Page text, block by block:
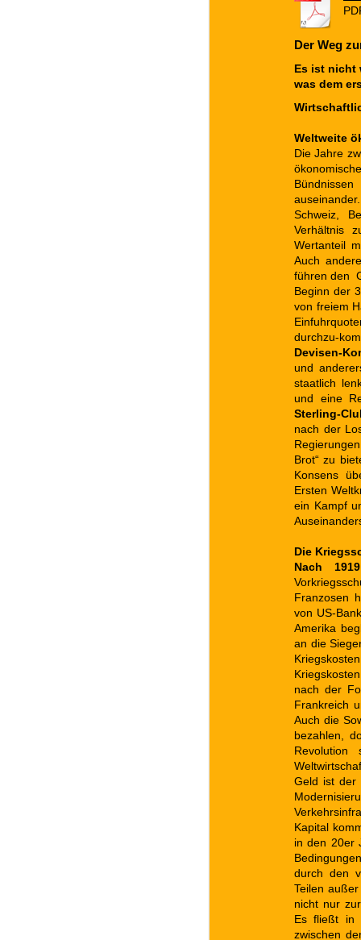
Der Weg
Es ist nicht
was dem
Weltweite
Die Jahre
Schweiz,
Verhältnis
Wertanteil
Auch
führen den
Beginn der
von freiem
durchzu-
Devisen-
und
staatlich
und eine
Sterling-
nach der
Brot“ zu
Konsens
Ersten
ein Kampf
Die
Nach 1919
Franzosen
von US-
Amerika
an die
nach der
Frankreich
Auch die
bezahlen,
Geld ist der
Kapital
in den 20er
durch den
Teilen
nicht nur
Es fließt in
zwischen